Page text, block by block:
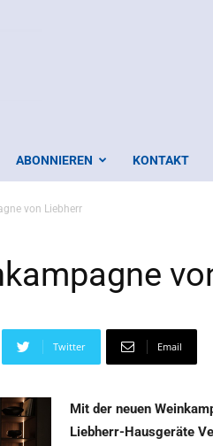
ABONNIEREN KONTAKT
von Liebherr
Twitter Email
Mit der neuen
Liebherr-Hausgeräte